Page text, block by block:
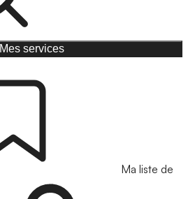
Mes services
Ma liste de